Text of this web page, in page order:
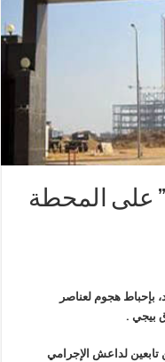
على المحطة
بإحباط هجوم لعناصر
بيجي .
لداعش الإجرامي